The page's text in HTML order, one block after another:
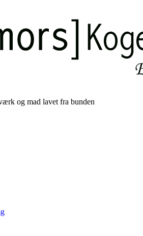
og mad lavet fra bunden